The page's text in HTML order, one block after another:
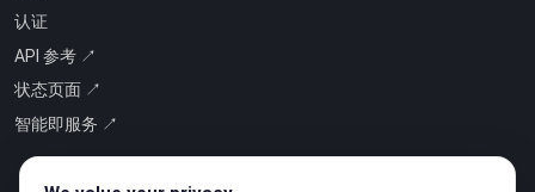
认证
API 参考 ↗
状态页面 ↗
智能即服务 ↗